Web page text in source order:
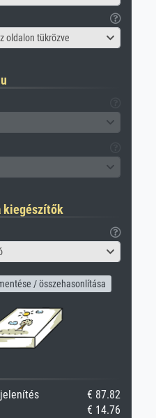
oldalon tükrözve
kiegészítők
/ összehasonlítása
€ 87.82
€ 14.76